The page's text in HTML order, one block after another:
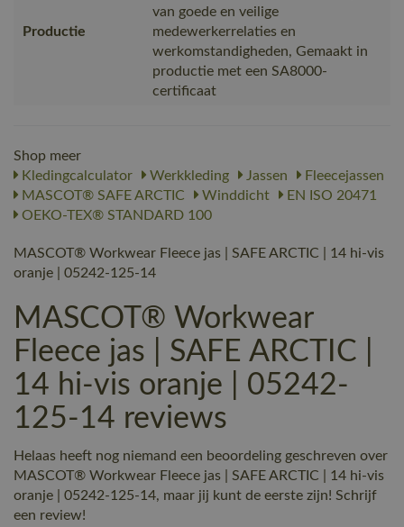
Productie
van goede en veilige
medewerkerrelaties en
werkomstandigheden, Gemaakt in
productie met een SA8000-
certificaat
Shop meer
Kledingcalculator
Werkkleding Jassen
Fleecejassen
MASCOT® SAFE ARCTIC
Winddicht
EN ISO 20471
OEKO-TEX® STANDARD 100
MASCOT® Workwear Fleece jas | SAFE ARCTIC | 14 hi-vis
oranje | 05242-125-14
MASCOT® Workwear
Fleece jas | SAFE ARCTIC |
14 hi-vis oranje | 05242-
125-14 reviews
Helaas heeft nog niemand een beoordeling geschreven over
MASCOT® Workwear Fleece jas | SAFE ARCTIC | 14 hi-vis
oranje | 05242-125-14, maar jij kunt de eerste zijn! Schrijf
een review!